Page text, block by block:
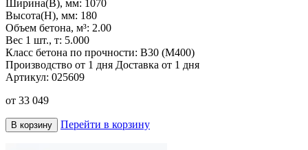
Ширина(B), мм: 1070
Высота(H), мм: 180
Объем бетона, м³: 2.00
Вес 1 шт., т: 5.000
Класс бетона по прочности: В30 (М400)
Производство от 1 дня Доставка от 1 дня
Артикул: 025609
от 33 049
В корзину Перейти в корзину